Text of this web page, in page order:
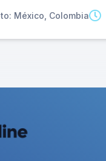
México, Colombia